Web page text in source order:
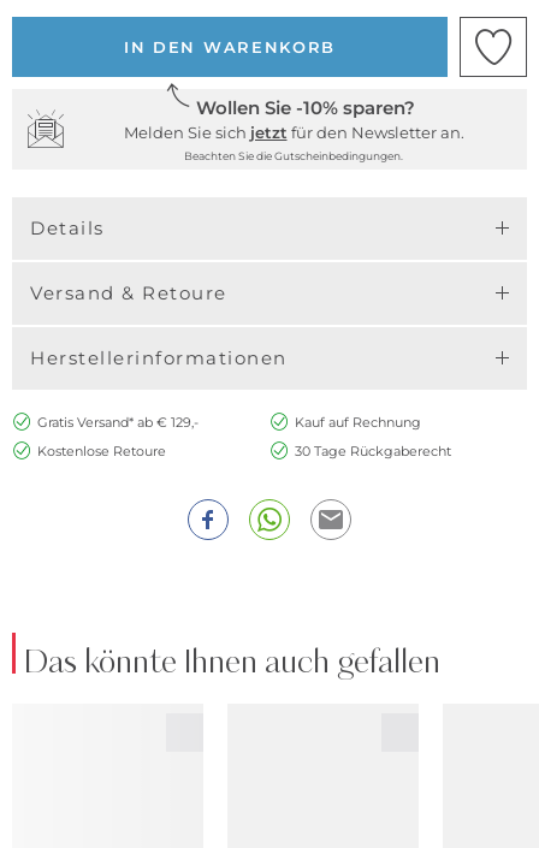
IN DEN WARENKORB
Wollen Sie -10% sparen?
Melden Sie sich jetzt für den Newsletter an.
Beachten Sie die Gutscheinbedingungen.
Details
Versand & Retoure
Herstellerinformationen
Gratis Versand* ab € 129,-
Kauf auf Rechnung
Kostenlose Retoure
30 Tage Rückgaberecht
Das könnte Ihnen auch gefallen